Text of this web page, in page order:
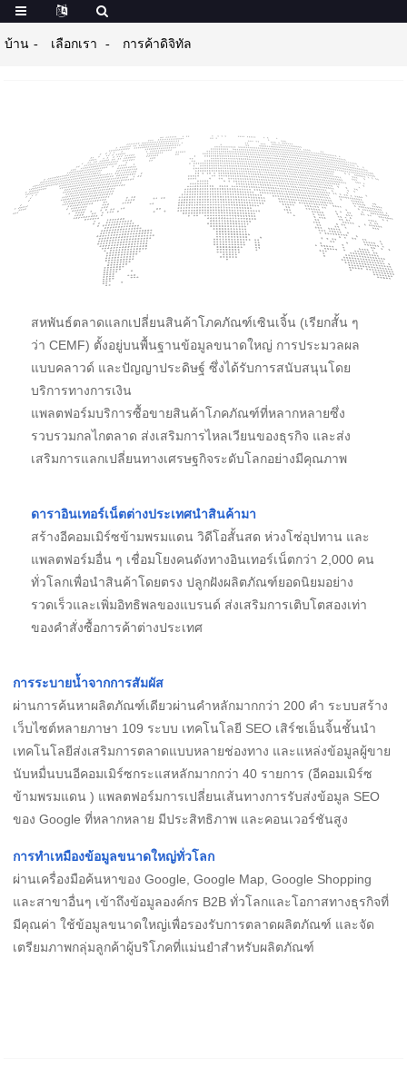
บ้าน เลือกเรา การค้าดิจิทัล
สหพันธ์ตลาดแลกเปลี่ยนสินค้าโภคภัณฑ์เซินเจิ้น (เรียกสั้น ๆ
ว่า CEMF) ตั้งอยู่บนพื้นฐานข้อมูลขนาดใหญ่ การประมวลผล
แบบคลาวด์ และปัญญาประดิษฐ์ ซึ่งได้รับการสนับสนุนโดย
บริการทางการเงิน
แพลตฟอร์มบริการซื้อขายสินค้าโภคภัณฑ์ที่หลากหลายซึ่ง
รวบรวมกลไกตลาด ส่งเสริมการไหลเวียนของธุรกิจ และส่ง
เสริมการแลกเปลี่ยนทางเศรษฐกิจระดับโลกอย่างมีคุณภาพ
ดาราอินเทอร์เน็ตต่างประเทศนำสินค้ามา
สร้างอีคอมเมิร์ซข้ามพรมแดน วิดีโอสั้นสด ห่วงโซ่อุปทาน และ
แพลตฟอร์มอื่น ๆ เชื่อมโยงคนดังทางอินเทอร์เน็ตกว่า 2,000 คน
ทั่วโลกเพื่อนำสินค้าโดยตรง ปลูกฝังผลิตภัณฑ์ยอดนิยมอย่าง
รวดเร็วและเพิ่มอิทธิพลของแบรนด์ ส่งเสริมการเติบโตสองเท่า
ของคำสั่งซื้อการค้าต่างประเทศ
การระบายน้ำจากการสัมผัส
ผ่านการค้นหาผลิตภัณฑ์เดียวผ่านคำหลักมากกว่า 200 คำ ระบบสร้าง
เว็บไซต์หลายภาษา 109 ระบบ เทคโนโลยี SEO เสิร์ชเอ็นจิ้นชั้นนำ
เทคโนโลยีส่งเสริมการตลาดแบบหลายช่องทาง และแหล่งข้อมูลผู้ขาย
นับหมื่นบนอีคอมเมิร์ซกระแสหลักมากกว่า 40 รายการ (อีคอมเมิร์ซ
ข้ามพรมแดน ) แพลตฟอร์มการเปลี่ยนเส้นทางการรับส่งข้อมูล SEO
ของ Google ที่หลากหลาย มีประสิทธิภาพ และคอนเวอร์ชันสูง
การทำเหมืองข้อมูลขนาดใหญ่ทั่วโลก
ผ่านเครื่องมือค้นหาของ Google, Google Map, Google Shopping
และสาขาอื่นๆ เข้าถึงข้อมูลองค์กร B2B ทั่วโลกและโอกาสทางธุรกิจที่
มีคุณค่า ใช้ข้อมูลขนาดใหญ่เพื่อรองรับการตลาดผลิตภัณฑ์ และจัด
เตรียมภาพกลุ่มลูกค้าผู้บริโภคที่แม่นยำสำหรับผลิตภัณฑ์